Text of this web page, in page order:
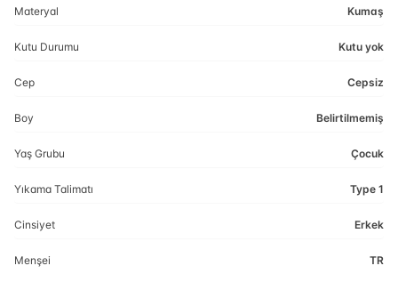
Materyal Kumaş
Kutu Durumu Kutu yok
Cep Cepsiz
Boy Belirtilmemiş
Yaş Grubu Çocuk
Yıkama Talimatı Type 1
Cinsiyet Erkek
Menşei TR